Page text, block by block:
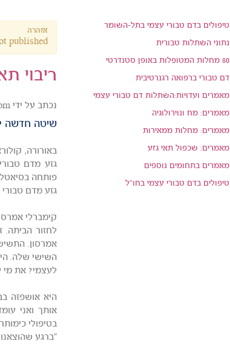
טיפולים בדם טבורי עצמי בתל-השומר
נתוני השתלות טבורית
80 מחלות המטופלות באופן סטנדרטי
דם טבורי ברפואה רגנרטיבית
מאמרים ועדויות:השתלות דם טבורי עצמי
מאמרים: מח ונוירולוגיה
מאמרים: מחלות ממאירות
מאמרים: שכפול תאי גזע
מאמרים בתחומים נוספים
טיפולים בדם טבורי עצמי בחו"ל
אזהרה
published.
ריבוי
נכתב על ידי http://denver.cbslocal.com/
שיטה חדשה
באורורה,
פותחה
גזע מדם
לחזור
השישי שלה.
לעצמי? את מי
היא אושפזה
בטיפולי
"ברגע שהוצאנו